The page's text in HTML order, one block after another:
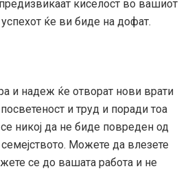
киселост во вашиот
ќе ви биде на дофат.
и надеж ќе отворат нови врати
и труд и поради тоа
никој да не биде повреден од
Можете да влезете
се до вашата работа и не